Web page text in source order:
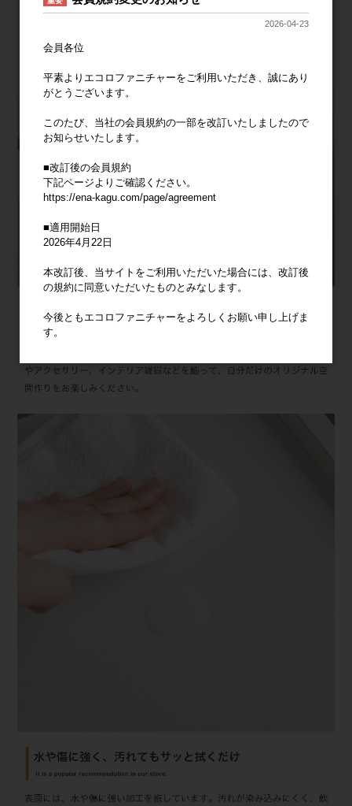
2026-04-23
会員各位
平素よりエコロファニチャーをご利用いただき、誠にあり
がとうございます。
このたび、当社の会員規約の一部を改訂いたしましたので
お知らせいたします。
■改訂後の会員規約
下記ページよりご確認ください。
https://ena-kagu.com/page/agreement
■適用開始日
2026年4月22日
本改訂後、当サイトをご利用いただいた場合には、改訂後
の規約に同意いただいたものとみなします。
今後ともエコロファニチャーをよろしくお願い申し上げま
す。